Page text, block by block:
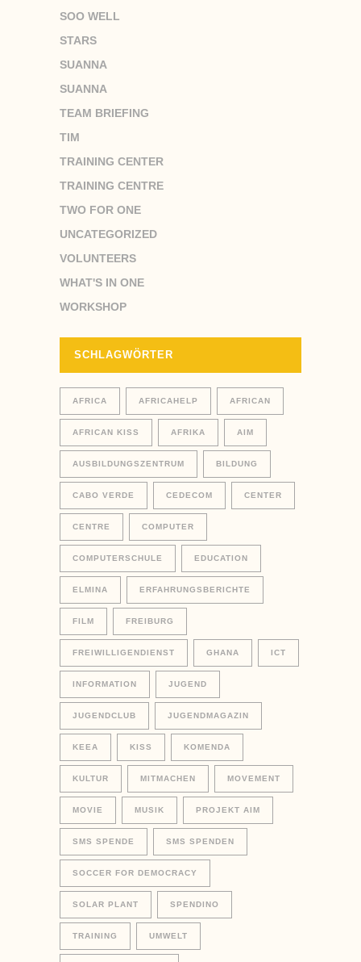
SOO WELL
STARS
SUANNA
SUANNA
TEAM BRIEFING
TIM
TRAINING CENTER
TRAINING CENTRE
TWO FOR ONE
UNCATEGORIZED
VOLUNTEERS
WHAT'S IN ONE
WORKSHOP
SCHLAGWÖRTER
AFRICA AFRICAHELP AFRICAN
AFRICAN KISS AFRIKA AIM
AUSBILDUNGSZENTRUM BILDUNG
CABO VERDE CEDECOM CENTER
CENTRE COMPUTER
COMPUTERSCHULE EDUCATION
ELMINA ERFAHRUNGSBERICHTE
FILM FREIBURG
FREIWILLIGENDIENST GHANA ICT
INFORMATION JUGEND
JUGENDCLUB JUGENDMAGAZIN
KEEA KISS KOMENDA
KULTUR MITMACHEN MOVEMENT
MOVIE MUSIK PROJEKT AIM
SMS SPENDE SMS SPENDEN
SOCCER FOR DEMOCRACY
SOLAR PLANT SPENDINO
TRAINING UMWELT